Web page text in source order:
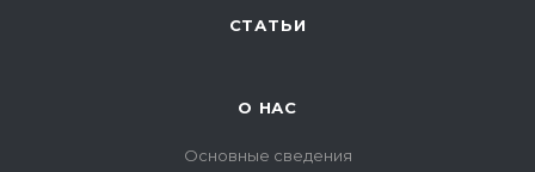
СТАТЬИ
О НАС
Основные сведения